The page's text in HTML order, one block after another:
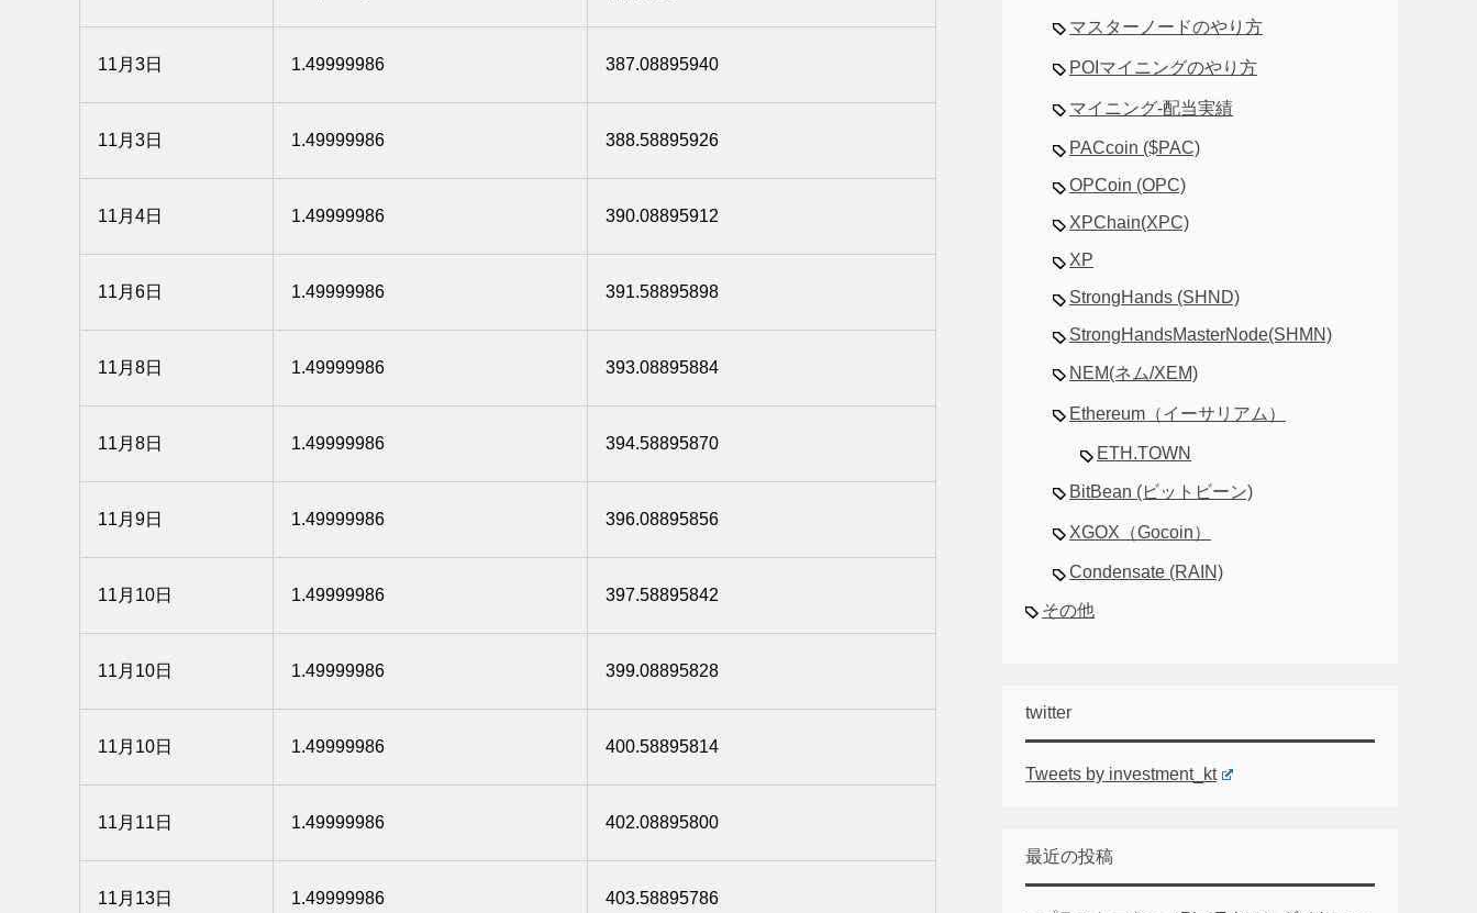
11月3日 1.49999986 387.08895940
11月3日 1.49999986 388.58895926
11月4日 1.49999986 390.08895912
11月6日 1.49999986 391.58895898
11月8日 1.49999986 393.08895884
11月8日 1.49999986 394.58895870
11月9日 1.49999986 396.08895856
11月10日 1.49999986 397.58895842
11月10日 1.49999986 399.08895828
11月10日 1.49999986 400.58895814
11月11日 1.49999986 402.08895800
11月13日 1.49999986 403.58895786
マスターノードのやり方
POIマイニングのやり方
マイニング-配当実績
PACcoin ($PAC)
OPCoin (OPC)
XPChain(XPC)
XP
StrongHands (SHND)
StrongHandsMasterNode(SHMN)
NEM(ネム/XEM)
Ethereum（イーサリアム）
ETH.TOWN
BitBean (ビットビーン)
XGOX（Gocoin）
Condensate (RAIN)
その他
twitter
Tweets by investment_kt
最近の投稿